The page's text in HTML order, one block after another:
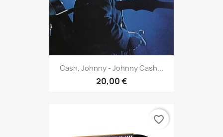
Cash, Johnny - Johnny Cash...
20,00 €
favorite_border